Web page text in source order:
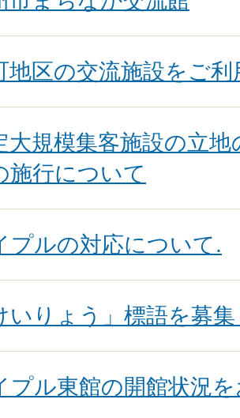
地区の交流施設をご
大規模集客施設の立
施行について
プルの対応について.
いりょう」標語を募
プル東館の開館状況